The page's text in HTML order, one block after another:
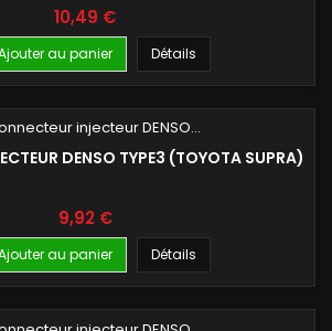
Prix
10,49 €
au panier Détails
DENSO TYPE3 (TOYOTA SUPRA)
Prix
9,92 €
au panier Détails